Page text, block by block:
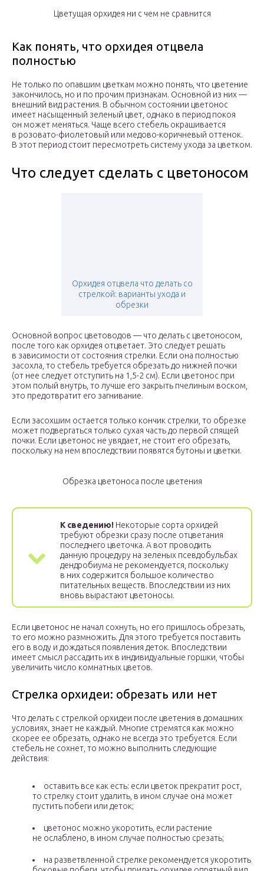
Цветущая орхидея ни с чем не сравнится
Как понять, что орхидея отцвела
полностью
Не только по опавшим цветкам можно понять, что цветение
закончилось, но и по прочим признакам. Основной из них —
внешний вид растения. В обычном состоянии цветонос
имеет насыщенный зеленый цвет, однако в период покоя
он может меняться. Чаще всего стебель окрашивается
в розовато-фиолетовый или медово-коричневый оттенок.
В этот период стоит пересмотреть систему ухода за цветком.
Что следует сделать с цветоносом
Орхидея отцвела что делать со
стрелкой: варианты ухода и
обрезки
Основной вопрос цветоводов — что делать с цветоносом,
после того как орхидея отцветает. Это следует решать
в зависимости от состояния стрелки. Если она полностью
засохла, то стебель требуется обрезать до нижней почки
(от нее следует отступить на 1,5-2 см). Если цветонос при
этом полый внутрь, то лучше его закрыть пчелиным воском,
это предотвратит его загнивание.
Если засохшим остается только кончик стрелки, то обрезке
может подвергаться только сухая часть до первой спящей
почки. Если цветонос не увядает, не стоит его обрезать,
поскольку на нем впоследствии появятся бутоны и цветки.
Обрезка цветоноса после цветения
К сведению! Некоторые сорта орхидей
требуют обрезки сразу после отцветания
последнего цветочка. А вот проводить
данную процедуру на зеленых псевдобульбах
дендробиума не рекомендуется, поскольку
в них содержится большое количество
питательных веществ. Впоследствии из них
вновь вырастают цветоносы.
Если цветонос не начал сохнуть, но его пришлось обрезать,
то его можно размножить. Для этого требуется поставить
его в воду и дождаться появления деток. Впоследствии
имеет смысл рассадить их в индивидуальные горшки, чтобы
увеличить число комнатных цветов.
Стрелка орхидеи: обрезать или нет
Что делать с стрелкой орхидеи после цветения в домашних
условиях, знает не каждый. Многие стремятся как можно
скорее ее обрезать, однако не всегда это требуется. Если
стебель не сохнет, то можно выполнить следующие
действия:
оставить все как есть: если цветок прекратит рост,
то стрелку стоит удалить, в ином случае она может
пустить побеги или деток;
цветонос можно укоротить, если растение
не ослаблено, в ином случае полностью срезать;
на разветвленной стрелке рекомендуется укоротить